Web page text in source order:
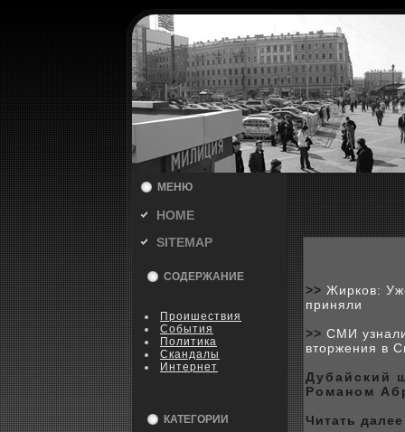
МЕНЮ
HOME
SITEMAP
СОДЕРЖАНИЕ
Пpoишествия
События
Политика
Скандалы
Интернет
КАТЕГОРИИ
>> Жирков:
приняли
>> СМИ
вторжения в
Дубайский
Романом
Читать